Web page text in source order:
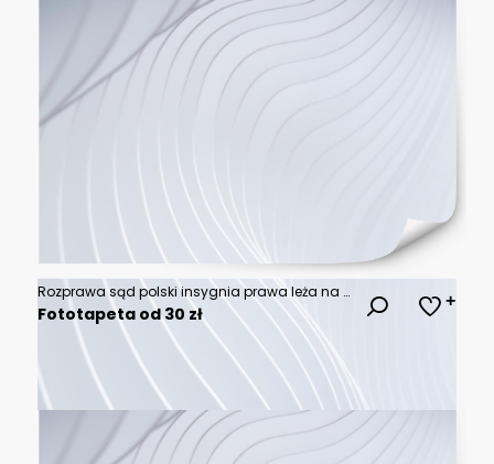
Rozprawa sąd polski insygnia prawa leża na ławie.
Fototapeta od 30 zł